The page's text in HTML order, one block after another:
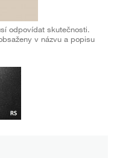
odpovídat skutečnosti.
v názvu a popisu